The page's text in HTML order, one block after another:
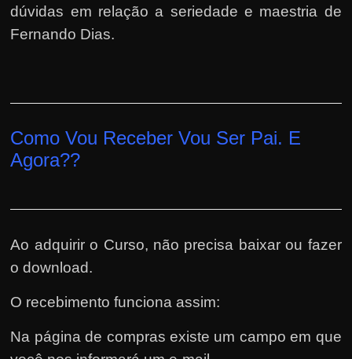
dúvidas em relação a seriedade e maestria de
Fernando Dias.
Como Vou Receber Vou Ser Pai. E
Agora??
Ao adquirir o Curso, não precisa baixar ou fazer
o download.
O recebimento funciona assim:
Na página de compras existe um campo em que